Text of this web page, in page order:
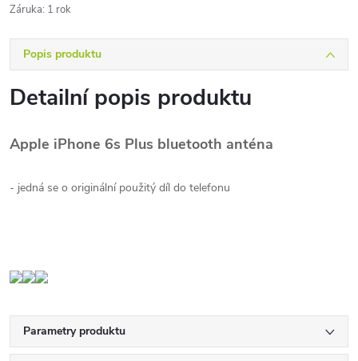
Záruka: 1 rok
Popis produktu
Detailní popis produktu
Apple iPhone 6s Plus bluetooth anténa
- jedná se o originální použitý díl do telefonu
Parametry produktu